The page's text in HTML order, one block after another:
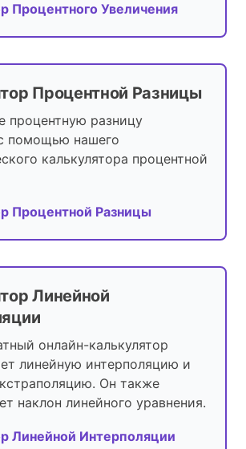
Процентного Увеличения
Процентной Разницы
процентную разницу
помощью нашего
калькулятора процентной
Процентной Разницы
Линейной
онлайн-калькулятор
линейную интерполяцию и
Он также
наклон линейного уравнения.
Линейной Интерполяции